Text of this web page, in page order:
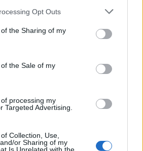
Opt Outs
the Sharing of my
the Sale of my
processing my
Targeted Advertising.
Collection, Use,
or Sharing of my
Βασίλης
τελικά
επιτρέψει να ασελγήσει σε